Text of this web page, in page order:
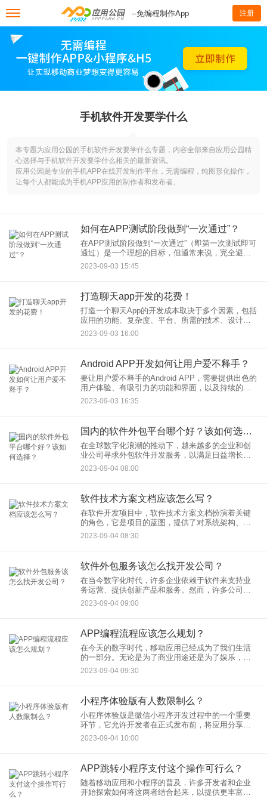
--免编程制作App 注册
手机软件开发要学什么
本专题为应用公园的手机软件开发要学什么专题，内容全部来自应用公园精
心选择与手机软件开发要学什么相关的最新资讯。
应用公园是专业的手机APP在线开发制作平台，无需编程，纯图形化操作，
让每个人都能成为手机APP应用的制作者和发布者。
如何在APP测试阶段做到“一次通过”？
在APP测试阶段做到“一次通过”（即第一次测试即可
通过）是一个理想的目标，但通常来说，完全避免
所有缺陷可能是不太可能的。然而，你可以采取一
些策略来最大程度地减少缺陷，提高测试的质量，
2023-09-03 15:45
打造聊天app开发的花费！
打造一个聊天App的开发成本取决于多个因素，包括
应用的功能、复杂度、平台、所需的技术、设计要
求、开发团队的位置等。以下是一些可能影响成本
的主要因素：
2023-09-03 16:00
Android APP开发如何让用户爱不释手？
要让用户爱不释手的Android APP，需要提供出色的
用户体验、有吸引力的功能和界面，以及持续的价
值。以下是一些关键策略，可以帮助你实现这一目
标：
2023-09-03 16:35
国内的软件外包平台哪个好？该如何选择？
在全球数字化浪潮的推动下，越来越多的企业和创
业公司寻求外包软件开发服务，以满足日益增长的
技术需求。国内的软件外包平台因其技术实力、成
本效益和文化相似性等方面的优势，吸引了众多国
2023-09-04 08:00
软件技术方案文档应该怎么写？
在软件开发项目中，软件技术方案文档扮演着关键
的角色，它是项目的蓝图，提供了对系统架构、设
计、实施和测试的全面指南。一个精心编写的技术
方案文档有助于确保团队的一致性，提高项目的透
2023-09-04 08:30
软件外包服务该怎么找开发公司？
在当今数字化时代，许多企业依赖于软件来支持业
务运营、提供创新产品和服务。然而，许多公司可
能没有内部开发团队或技术专长，因此他们需要寻
找合适的软件开发公司来外包项目。这个过程可能
2023-09-04 09:00
APP编程流程应该怎么规划？
在今天的数字时代，移动应用已经成为了我们生活
的一部分。无论是为了商业用途还是为了娱乐，许
多人都希望能够开发自己的移动应用程序。然而，
要成功开发一个应用程序，需要有一个清晰的规划
2023-09-04 09:30
小程序体验版有人数限制么？
小程序体验版是微信小程序开发过程中的一个重要
环节，它允许开发者在正式发布前，将应用分享给
一些用户，以收集反馈、测试功能，或者进行其他
验证。但是，对于小程序体验版，是否存在人数限
2023-09-04 10:00
APP跳转小程序支付这个操作可行么？
随着移动应用和小程序的普及，许多开发者和企业
开始探索如何将这两者结合起来，以提供更丰富的